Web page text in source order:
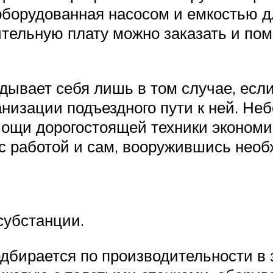
насосом и емкостью
плату можно заказать и
себя лишь в том случае,
подъездного пути к ней.
дорогостоящей техники
работой и сам, вооружившись
по производительности